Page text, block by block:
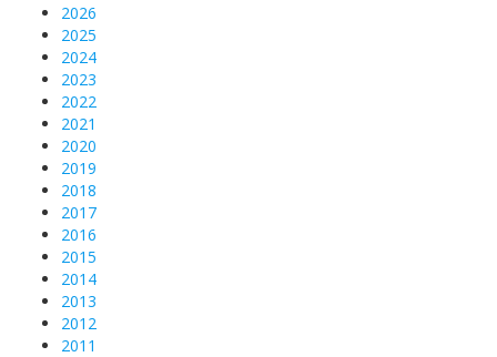
2026
2025
2024
2023
2022
2021
2020
2019
2018
2017
2016
2015
2014
2013
2012
2011